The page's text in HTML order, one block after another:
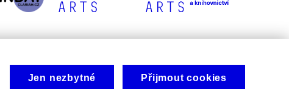
Jen nezbytné Přijmout cookies